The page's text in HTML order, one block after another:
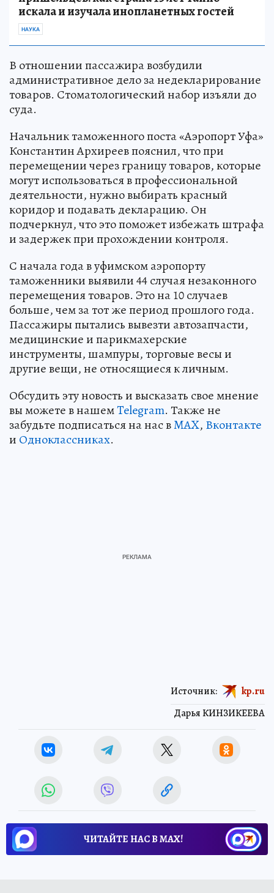
искала и изучала инопланетных гостей
НАУКА
В отношении пассажира возбудили
административное дело за недекларирование
товаров. Стоматологический набор изъяли до
суда.
Начальник таможенного поста «Аэропорт Уфа»
Константин Архиреев пояснил, что при
перемещении через границу товаров, которые
могут использоваться в профессиональной
деятельности, нужно выбирать красный
коридор и подавать декларацию. Он
подчеркнул, что это поможет избежать штрафа
и задержек при прохождении контроля.
С начала года в уфимском аэропорту
таможенники выявили 44 случая незаконного
перемещения товаров. Это на 10 случаев
больше, чем за тот же период прошлого года.
Пассажиры пытались вывезти автозапчасти,
медицинские и парикмахерские
инструменты, шампуры, торговые весы и
другие вещи, не относящиеся к личным.
Обсудить эту новость и высказать свое мнение
вы можете в нашемTelegram. Также не
забудьте подписаться на нас вMAX, Вконтакте
и Одноклассниках.
Дарья КИНЗИКЕЕВА
Источник: kp.ru
ЧИТАЙТЕ НАС В МАХ!